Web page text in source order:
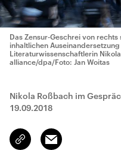
Das Zensur-Geschrei von rechts
inhaltlichen
Literaturwissenschaftlerin
alliance/dpa/Foto: Jan Woitas
Nikola Roßbach im
19.09.2018
Link
kopieren/teilen
Email